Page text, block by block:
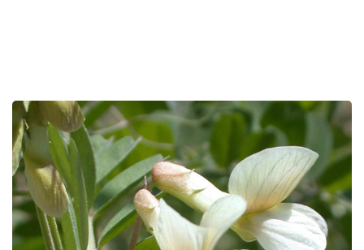
תמונות